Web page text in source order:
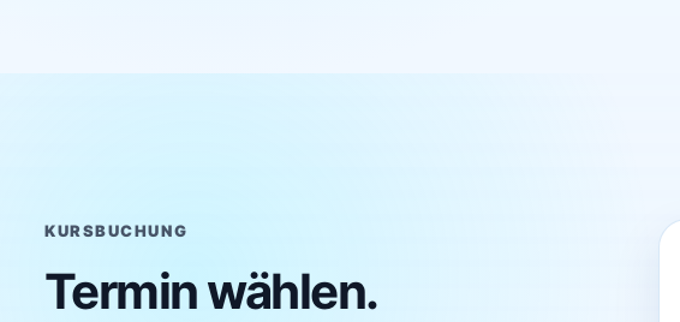
KURSBUCHUNG
Termin wählen.